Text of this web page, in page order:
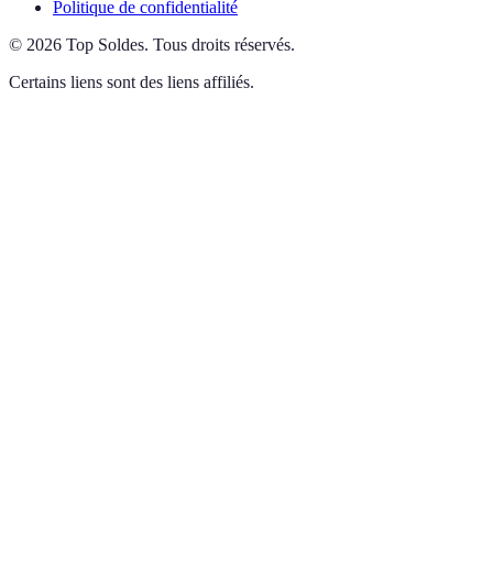
Politique de confidentialité
© 2026 Top Soldes. Tous droits réservés.
Certains liens sont des liens affiliés.